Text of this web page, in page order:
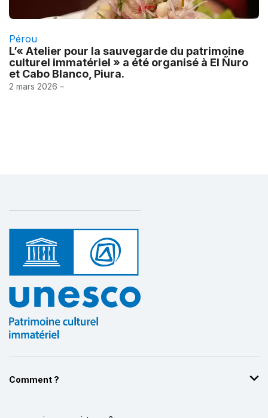
Pérou
L’« Atelier pour la sauvegarde du patrimoine
culturel immatériel » a été organisé à El Ñuro
et Cabo Blanco, Piura.
2 mars 2026 –
Comment ?